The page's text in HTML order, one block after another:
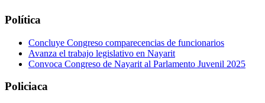
Política
Concluye Congreso comparecencias de funcionarios
Avanza el trabajo legislativo en Nayarit
Convoca Congreso de Nayarit al Parlamento Juvenil 2025
Policiaca